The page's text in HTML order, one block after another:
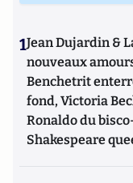
1Jean Dujardin &
nouveaux
Benchetrit
fond, Victoria
Ronaldo du
Shakespeare